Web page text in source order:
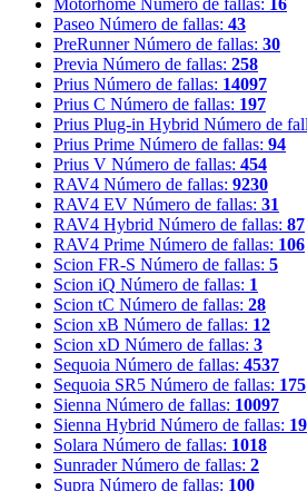
Motorhome Número de fallas: 16
Paseo Número de fallas: 43
PreRunner Número de fallas: 30
Previa Número de fallas: 258
Prius Número de fallas: 14097
Prius C Número de fallas: 197
Prius Plug-in Hybrid Número de
Prius Prime Número de fallas: 94
Prius V Número de fallas: 454
RAV4 Número de fallas: 9230
RAV4 EV Número de fallas: 31
RAV4 Hybrid Número de fallas: 87
RAV4 Prime Número de fallas: 106
Scion FR-S Número de fallas: 5
Scion iQ Número de fallas: 1
Scion tC Número de fallas: 28
Scion xB Número de fallas: 12
Scion xD Número de fallas: 3
Sequoia Número de fallas: 4537
Sequoia SR5 Número de fallas: 175
Sienna Número de fallas: 10097
Sienna Hybrid Número de fallas: 19
Solara Número de fallas: 1018
Sunrader Número de fallas: 2
Supra Número de fallas: 100